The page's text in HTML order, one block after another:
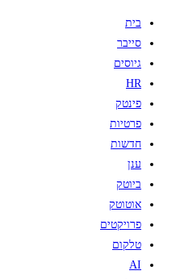
בית
סייבר
גיוסים
HR
פינטק
פרטיות
חדשות
ענן
ביוטק
אוטוטק
פרויקטים
טלקום
AI